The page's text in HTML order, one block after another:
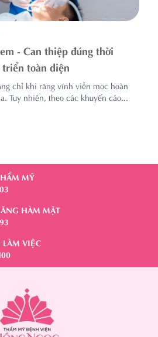
- Can thiệp đúng thời
toàn diện
chỉ khi răng vĩnh viễn mọc hoàn
Tuy nhiên, theo các khuyến cáo...
MỸ
HÀM MẶT
VIỆC